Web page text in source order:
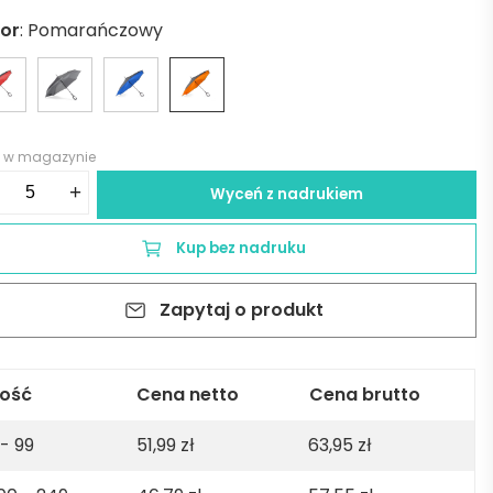
: Pomarańczowy
w magazynie
+ Wyceń z nadrukiem
Kup bez nadruku
Zapytaj o produkt
Cena netto
Cena brutto
- 99
51,99 zł 63,95 zł